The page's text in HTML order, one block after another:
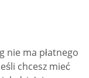
nie ma płatnego
chcesz mieć